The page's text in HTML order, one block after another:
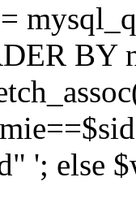
BY
'; else